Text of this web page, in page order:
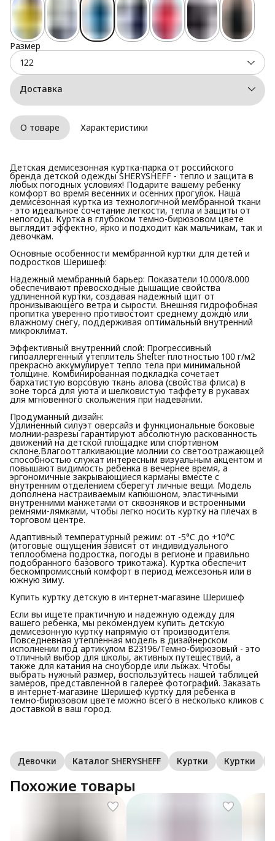
Размер
122
Доставка
О товаре Характеристики
Детская демисезонная куртка-парка от российского
бренда детской одежды SHERYSHEFF - тепло и защита в
любых погодных условиях! Подарите вашему ребенку
комфорт во время весенних и осенних прогулок. Наша
демисезонная куртка из технологичной мембранной ткани
- это идеальное сочетание легкости, тепла и защиты от
непогоды. Куртка в глубоком темно-бирюзовом цвете
выглядит эффектно, ярко и подходит как мальчикам, так и
девочкам.
Основные особенности мембранной куртки для детей и
подростков Шеришеф:
Надежный мембранный барьер: Показатели 10.000/8.000
обеспечивают превосходные дышащие свойства
удлиненной куртки, создавая надежный щит от
пронизывающего ветра и сырости. Внешняя гидрофобная
пропитка уверенно противостоит среднему дождю или
влажному снегу, поддерживая оптимальный внутренний
микроклимат.
Эффективный внутренний слой: Прогрессивный
гипоаллергенный утеплитель Shelter плотностью 100 г/м2
прекрасно аккумулирует тепло тела при минимальной
толщине. Комбинированная подкладка сочетает
бархатистую ворсовую ткань алова (свойства флиса) в
зоне торса для уюта и шелковистую таффету в рукавах
для мгновенного скольжения при надевании.
Продуманный дизайн:
Удлиненный силуэт оверсайз и функциональные боковые
молнии-разрезы гарантируют абсолютную раскованность
движений на детской площадке или спортивном
склоне.Влагоотталкивающие молнии со светоотражающей
способностью служат интересным визуальным акцентом и
повышают видимость ребенка в вечернее время, а
эргономичные закрывающиеся карманы вместе с
внутренним отделением сберегут личные вещи. Модель
дополнена настраиваемым капюшоном, эластичными
внутренними манжетами от сквозняков и встроенными
ремнями-лямками, чтобы легко носить куртку на плечах в
торговом центре.
Адаптивный температурный режим: от -5°C до +10°C
(итоговые ощущения зависят от индивидуального
теплообмена подростка, погоды в регионе и правильно
подобранного базового трикотажа). Куртка обеспечит
бескомпромиссный комфорт в период межсезонья или в
южную зиму.
Купить куртку детскую в интернет-магазине Шеришеф
Если вы ищете практичную и надежную одежду для
вашего ребенка, мы рекомендуем купить детскую
демисезонную куртку напрямую от производителя.
Повседневная утепленная модель в дизайнерском
исполнении под артикулом В23196/Темно-бирюзовый - это
отличный выбор для школы, активных путешествий, а
также для катания на сноуборде или лыжах. Чтобы
выбрать нужный размер, воспользуйтесь нашей таблицей
замеров, представленной в галерее фотографий. Заказать
в интернет-магазине Шеришеф куртку для ребенка в
темно-бирюзовом цвете можно всего в несколько кликов с
доставкой в ваш город.
Девочки Каталог SHERYSHEFF Куртки Куртки
Похожие товары